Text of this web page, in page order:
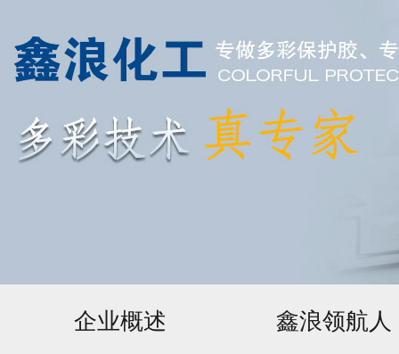
企业概述 鑫浪领航人